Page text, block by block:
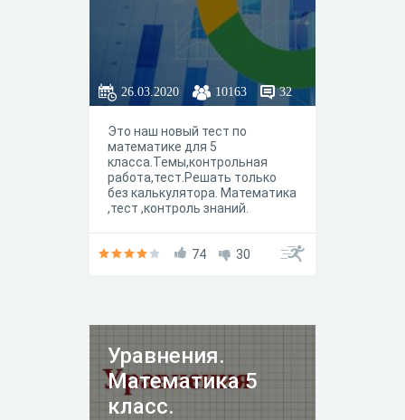
26.03.2020 10163 32
Это наш новый тест по
математике для 5
класса.Темы,контрольная
работа,тест.Решать только
без калькулятора. Математика
,тест ,контроль знаний.
74 30
Уравнения.
Математика 5
класс.